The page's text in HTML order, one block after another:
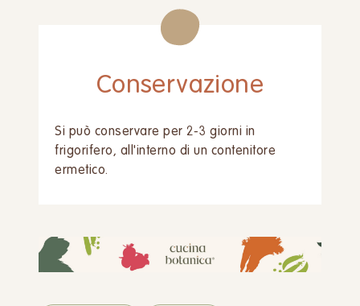
Conservazione
Si può conservare per 2-3 giorni in
frigorifero, all'interno di un contenitore
ermetico.